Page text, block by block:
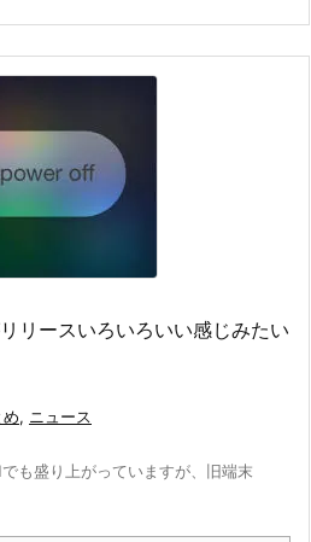
リースいろいろいい感じみたい
め, ニュース
も盛り上がっていますが、旧端末